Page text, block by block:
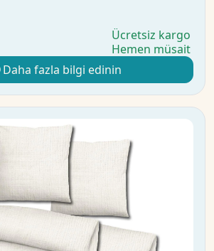
Ücretsiz kargo
Hemen müsait
Daha fazla bilgi edinin